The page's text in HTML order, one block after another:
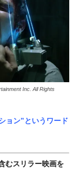
Inc. All Rights
ョン”というワード
むスリラー映画を